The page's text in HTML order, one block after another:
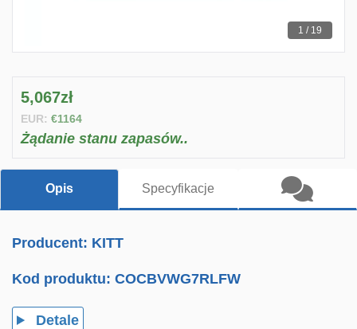
1 / 19
5,067zł
EUR: €1164
Żądanie stanu zapasów..
Opis Specyfikacje
Producent: KITT
Kod produktu:COCBVWG7RLFW
Detale